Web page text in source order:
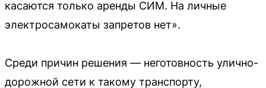
касаются только аренды СИМ. На личные
электросамокаты запретов нет».
Среди причин решения — неготовность улично-
дорожной сети к такому транспорту,